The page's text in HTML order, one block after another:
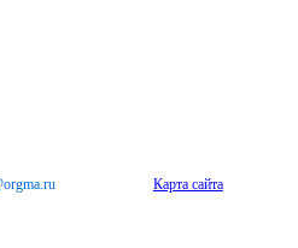
Карта сайта